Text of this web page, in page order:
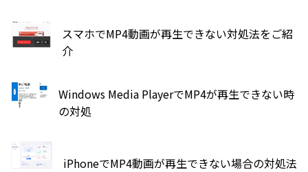
スマホでMP4動画が再生できない対処法をご紹
介
Windows Media PlayerでMP4が再生できない時
の対処
iPhoneでMP4動画が再生できない場合の対処法